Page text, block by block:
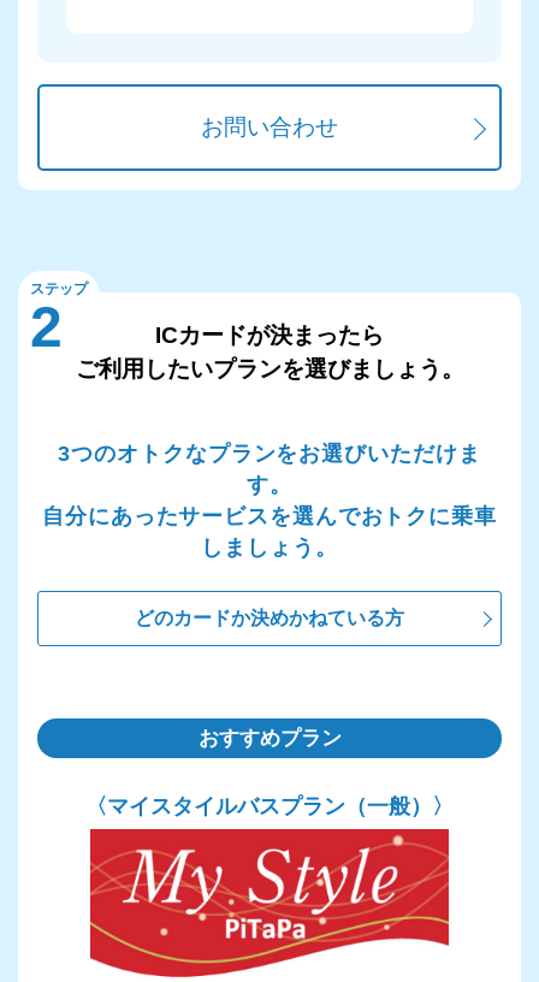
お問い合わせ
ステップ
2
ICカードが決まったら
ご利用したいプランを選びましょう。
3つのオトクなプランをお選びいただけま
す。
自分にあったサービスを選んでおトクに乗車
しましょう。
どのカードか決めかねている方
おすすめプラン
〈マイスタイルバスプラン（一般）〉